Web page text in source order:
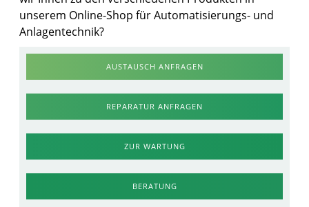
unserem Online-Shop für Automatisierungs- und
Anlagentechnik?
AUSTAUSCH ANFRAGEN
REPARATUR ANFRAGEN
ZUR WARTUNG
BERATUNG